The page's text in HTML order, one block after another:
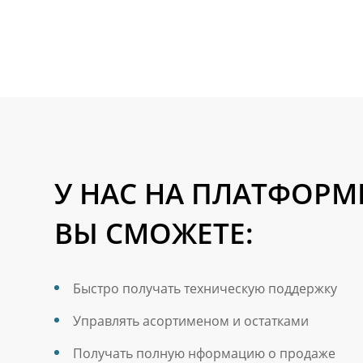
У НАС НА
ВЫ СМОЖЕТЕ:
Быстро получать техническую поддержку
Управлять асортименом и остатками
Получать полную нформацию о продаже